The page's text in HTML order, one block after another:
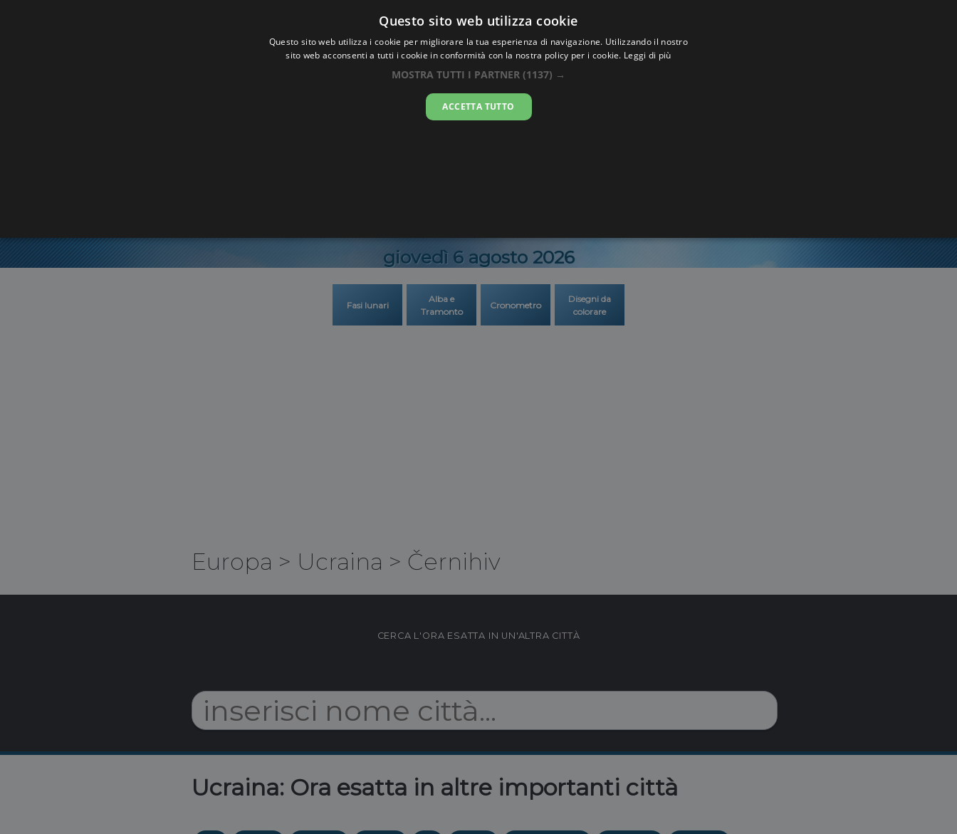
Oraesatta.co
Ora EsattaČernihiv
giovedì 6 agosto 2026
Fasi lunari
Alba e
Tramonto
Cronometro
Disegni da
colorare
Europa > Ucraina > Černihiv
CERCA L'ORA ESATTA IN UN'ALTRA CITTÀ
Ucraina: Ora esatta in altre importanti città
Questo sito web utilizza cookie
Questo sito web utilizza i cookie per migliorare la tua esperienza di navigazione. Utilizzando il nostro
sito web acconsenti a tutti i cookie in conformità con la nostra policy per i cookie. Leggi di più
MOSTRA TUTTI I PARTNER (1137) →
ACCETTA TUTTO